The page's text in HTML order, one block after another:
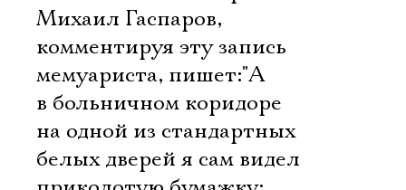
Михаил Гаспаров,
комментируя эту запись
мемуариста, пишет:"А
в больничном коридоре
на одной из стандартных
белых дверей я сам видел